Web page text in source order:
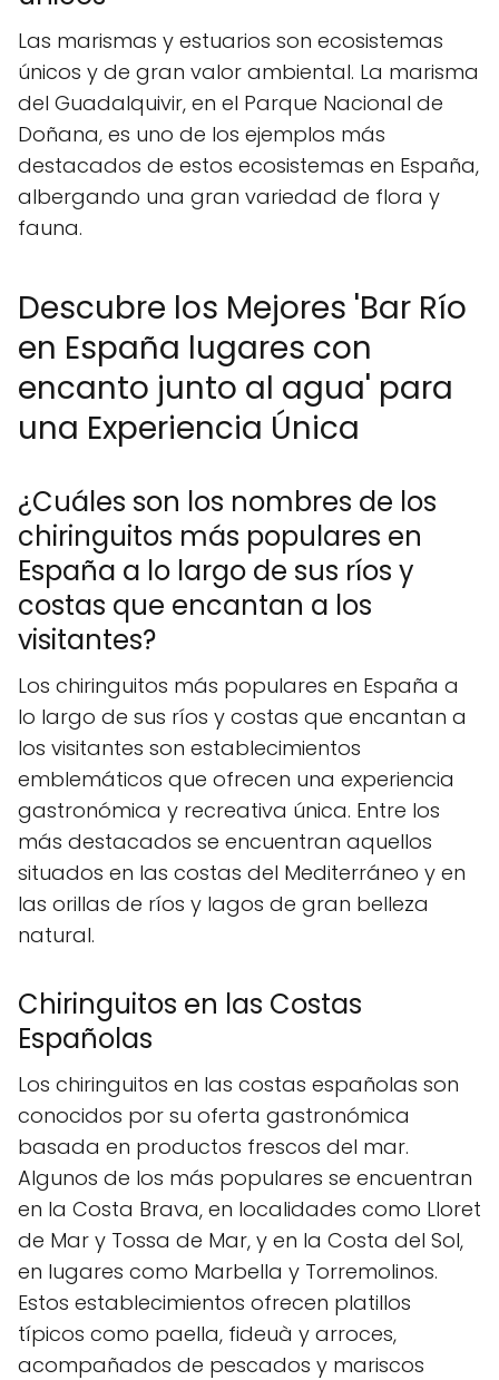
Las marismas y estuarios son ecosistemas
únicos y de gran valor ambiental. La marisma
del Guadalquivir, en el Parque Nacional de
Doñana, es uno de los ejemplos más
destacados de estos ecosistemas en España,
albergando una gran variedad de flora y
fauna.
Descubre los Mejores 'Bar Río
en España lugares con
encanto junto al agua' para
una Experiencia Única
¿Cuáles son los nombres de los
chiringuitos más populares en
España a lo largo de sus ríos y
costas que encantan a los
visitantes?
Los chiringuitos más populares en España a
lo largo de sus ríos y costas que encantan a
los visitantes son establecimientos
emblemáticos que ofrecen una experiencia
gastronómica y recreativa única. Entre los
más destacados se encuentran aquellos
situados en las costas del Mediterráneo y en
las orillas de ríos y lagos de gran belleza
natural.
Chiringuitos en las Costas
Españolas
Los chiringuitos en las costas españolas son
conocidos por su oferta gastronómica
basada en productos frescos del mar.
Algunos de los más populares se encuentran
en la Costa Brava, en localidades como Lloret
de Mar y Tossa de Mar, y en la Costa del Sol,
en lugares como Marbella y Torremolinos.
Estos establecimientos ofrecen platillos
típicos como paella, fideuà y arroces,
acompañados de pescados y mariscos